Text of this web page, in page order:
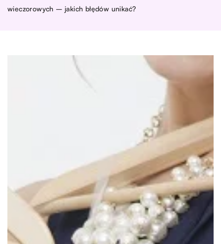
wieczorowych – jakich błędów unikać?